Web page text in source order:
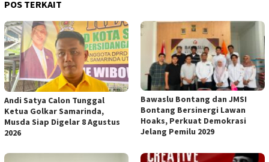
POS TERKAIT
Andi Satya Calon Tunggal
Ketua Golkar Samarinda,
Musda Siap Digelar 8 Agustus
2026
Bawaslu Bontang dan JMSI
Bontang Bersinergi Lawan
Hoaks, Perkuat Demokrasi
Jelang Pemilu 2029